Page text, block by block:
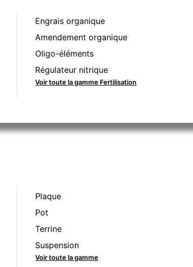
Engrais organique
Amendement organique
Oligo-éléments
Régulateur nitrique
Voir toute la gamme Fertilisation
Plaque
Pot
Terrine
Suspension
Voir toute la gamme